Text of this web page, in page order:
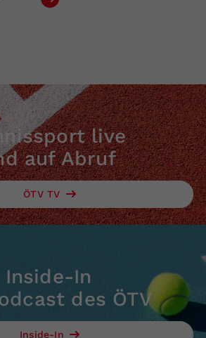
live
auf Abruf
ÖTV TV
Inside-In
des ÖTV
Inside-In